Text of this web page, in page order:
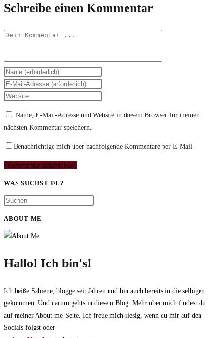
Schreibe einen Kommentar
Kommentieren
Gib
deinen
Namen
Benutzernamen
zum
Kommentieren
Gib
deine
Mail-
Adresse
zum
ein
Gib
Website-
URL
ein
Name, E-Mail-Adresse und Website in diesem Browser für meinen
nächsten Kommentar speichern.
Benachrichtige mich über nachfolgende Kommentare per E-Mail
WAS SUCHST DU?
ABOUT ME
Hallo! Ich bin's!
Ich heiße Sabiene, blogge seit Jahren und bin auch bereits in die selbigen
gekommen. Und darum gehts in diesem Blog. Mehr über mich findest du
auf meiner About-me-Seite. Ich freue mich riesig, wenn du mir auf den
Socials folgst oder